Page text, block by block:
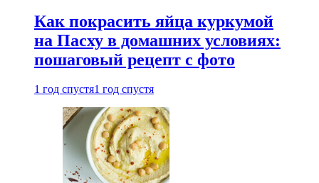
Как покрасить яйца куркумой
на Пасху в домашних условиях:
пошаговый рецепт с фото
1 год спустя1 год спустя